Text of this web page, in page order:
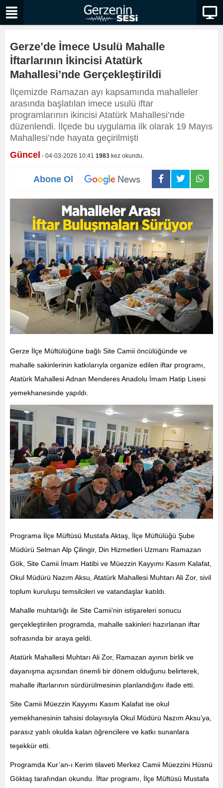
Gerze’de İmece Usulü Mahalle
İftarlarının İkincisi Atatürk
Mahallesi’nde Gerçekleştirildi
İlçemizde Ramazan ayı kapsamında mahalleler
arasında başlatılan imece usulü iftar
programlarının ikincisi Atatürk Mahallesi’nde
düzenlendi. İlçede bu uygulama ilk olarak 19 Mayıs
Mahallesi’nde hayata geçirilmişti
Güncel - 04-03-2026 10:41 1983 kez okundu.
Abone Ol
Gerze İlçe Müftülüğüne bağlı Site Camii öncülüğünde ve
mahalle sakinlerinin katkılarıyla organize edilen iftar programı,
Atatürk Mahallesi Adnan Menderes Anadolu İmam Hatip Lisesi
yemekhanesinde yapıldı.
Programa İlçe Müftüsü Mustafa Aktaş, İlçe Müftülüğü Şube
Müdürü Selman Alp Çilingir, Din Hizmetleri Uzmanı Ramazan
Gök, Site Camii İmam Hatibi ve Müezzin Kayyımı Kasım Kalafat,
Okul Müdürü Nazım Aksu, Atatürk Mahallesi Muhtarı Ali Zor, sivil
toplum kuruluşu temsilcileri ve vatandaşlar katıldı.
Mahalle muhtarlığı ile Site Camii’nin istişareleri sonucu
gerçekleştirilen programda, mahalle sakinleri hazırlanan iftar
sofrasında bir araya geldi.
Atatürk Mahallesi Muhtarı Ali Zor, Ramazan ayının birlik ve
dayanışma açısından önemli bir dönem olduğunu belirterek,
mahalle iftarlarının sürdürülmesinin planlandığını ifade etti.
Site Camii Müezzin Kayyımı Kasım Kalafat ise okul
yemekhanesinin tahsisi dolayısıyla Okul Müdürü Nazım Aksu’ya,
parasız yatılı okulda kalan öğrencilere ve katkı sunanlara
teşekkür etti.
Programda Kur’an-ı Kerim tilaveti Merkez Camii Müezzini Hüsnü
Göktaş tarafından okundu. İftar programı, İlçe Müftüsü Mustafa